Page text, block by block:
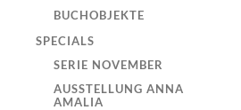
BUCHOBJEKTE
SPECIALS
SERIE NOVEMBER
AUSSTELLUNG ANNA
AMALIA